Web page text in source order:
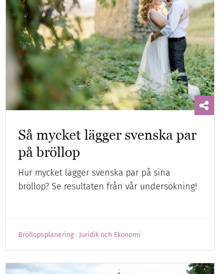
Så mycket lägger svenska par
på bröllop
Hur mycket lägger svenska par på sina
bröllop? Se resultaten från vår undersökning!
Bröllopsplanering Juridik och Ekonomi